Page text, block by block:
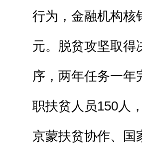
行为，金融机构核
元。脱贫攻坚取得
序，两年任务一年
职扶贫人员150人
京蒙扶贫协作、国